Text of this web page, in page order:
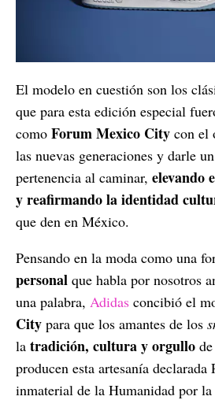
El modelo en cuestión son los
que para esta edición especial
como Forum Mexico City con el
las nuevas generaciones y darle
pertenencia al caminar, elevando
y reafirmando la identidad
que den en México.
Pensando en la moda como una
personal que habla por nosotros
una palabra, Adidas concibió el
City para que los amantes de los
la tradición, cultura y orgullo
producen esta artesanía
inmaterial de la Humanidad por la